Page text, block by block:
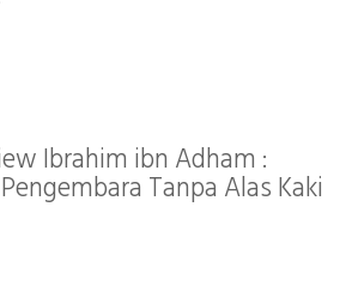
Ibrahim ibn Adham :
Tanpa Alas Kaki